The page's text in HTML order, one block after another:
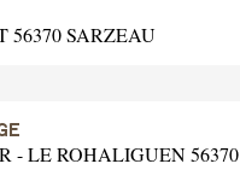
56370 SARZEAU
- LE ROHALIGUEN 56370